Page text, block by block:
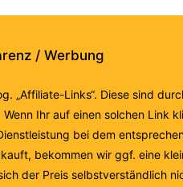
/ Werbung
„Affiliate-Links“. Diese sind
Ihr auf einen solchen Link
bei dem
bekommen wir ggf. eine
der Preis selbstverständlich